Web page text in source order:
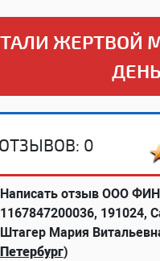
ЖЕРТВОЙ
ОТЗЫВОВ: 0
Написать отзыв ООО
1167847200036, 191024,
Штагер Мария
Петербург)